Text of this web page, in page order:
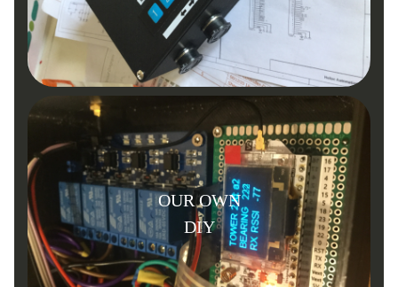
OUR OWN
DIY